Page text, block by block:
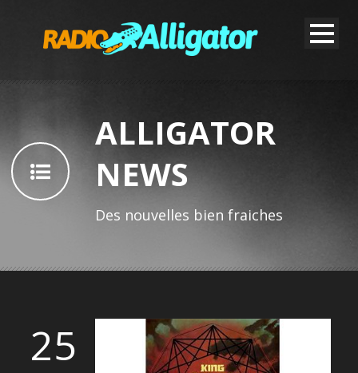
ALLIGATOR
NEWS
Des nouvelles bien fraiches
25